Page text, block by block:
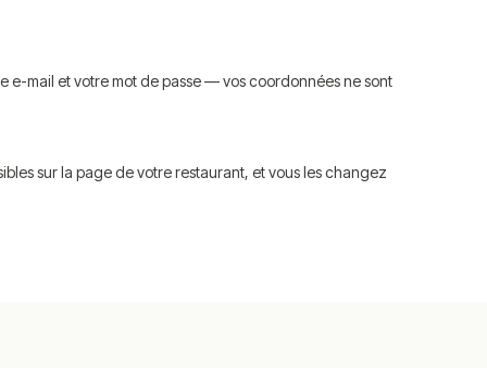
e-mail et votre mot de passe — vos coordonnées ne sont
sur la page de votre restaurant, et vous les changez